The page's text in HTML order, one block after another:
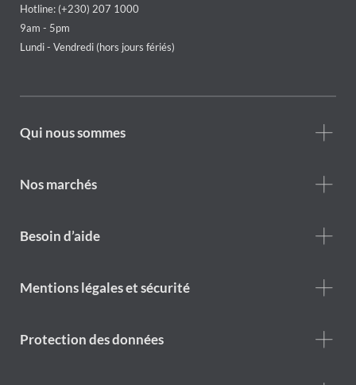
Hotline: (+230) 207 1000
9am - 5pm
Lundi - Vendredi (hors jours fériés)
Footer
are
Qui nous sommes
Nos marchés
Footer
Besoin d’aide
Footer
Mentions légales et sécurité
Protection des données